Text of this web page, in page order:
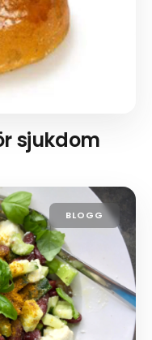
sjukdom
BLOGG